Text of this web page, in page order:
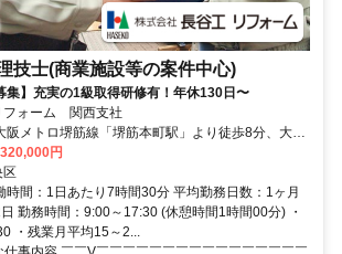
技士(商業施設等の案件中心)
集】充実の1級取得研修有！年休130日〜
フォーム 関西支社
阪メトロ堺筋線「堺筋本町駅」より徒歩8分、大阪
四丁目駅」より徒歩6分
円
区
時間：1日あたり7時間30分 平均勤務日数：1ヶ月
勤務時間：9:00～17:30 (休憩時間1時間00分) ・
・残業月平均15～2...